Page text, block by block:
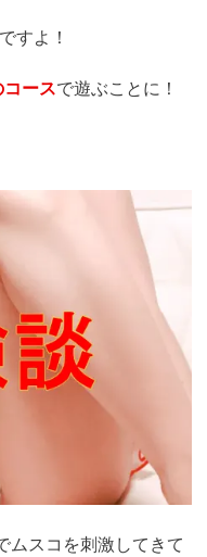
すよ！
ースで遊ぶことに！
ムスコを刺激してきて